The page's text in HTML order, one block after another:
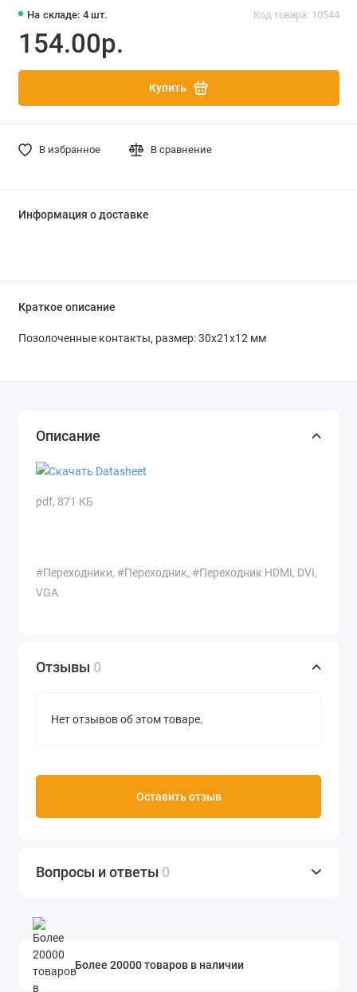
На складе: 4 шт. Код товара: 10544
154.00р.
Купить
В избранное В сравнение
Информация о доставке
Краткое описание
Позолоченные контакты, размер: 30x21x12 мм
Описание
pdf, 871 КБ
#Переходники, #Переходник, #Переходник HDMI, DVI,
VGA
Отзывы 0
Нет отзывов об этом товаре.
Оставить отзыв
Вопросы и ответы 0
Более 20000 товаров в наличии